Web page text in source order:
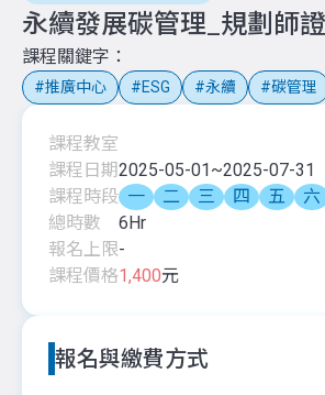
永續發展碳管理_規劃師
課程關鍵字
推廣中心 ESG 永續 碳管理
課程教室
課程日期2025-05-01~2025-07-31
課程時段 一 二 三 四 五 六
總時數
6Hr
報名上限-
課程價格1,400元
報名與繳費方式